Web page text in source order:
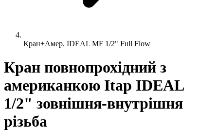
Кран+Амер. IDEAL MF 1/2" Full Flow
Кран повнопрохідний з
американкою Itap IDEAL
1/2" зовнішня-внутрішня
різьба